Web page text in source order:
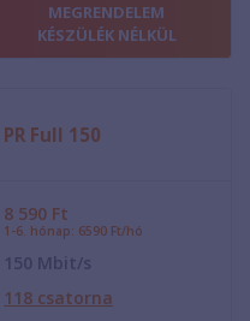
MEGRENDELEM
KÉSZÜLÉK NÉLKÜL
PR Full 150
8 590 Ft
1-6. hónap: 6590 Ft/hó
150 Mbit/s
118 csatorna